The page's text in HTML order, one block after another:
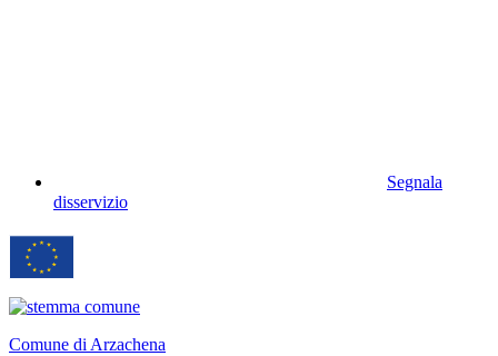
Segnala
disservizio
Comune di Arzachena